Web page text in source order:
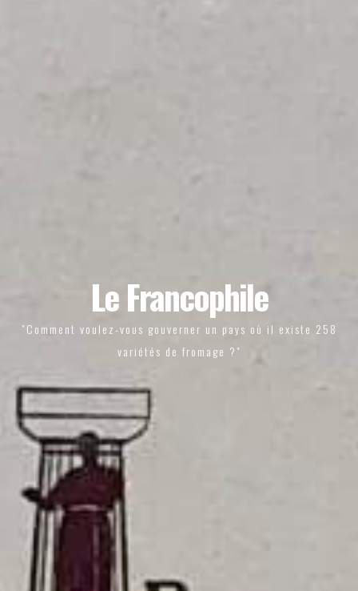
Le Francophile
"Comment voulez-vous gouverner un pays où il existe 258
variétés de fromage ?"